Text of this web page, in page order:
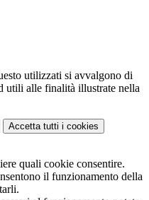
utilizzati si avvalgono di
utili alle finalità illustrate nella
Accetta tutti i cookies
quali cookie consentire.
il funzionamento della